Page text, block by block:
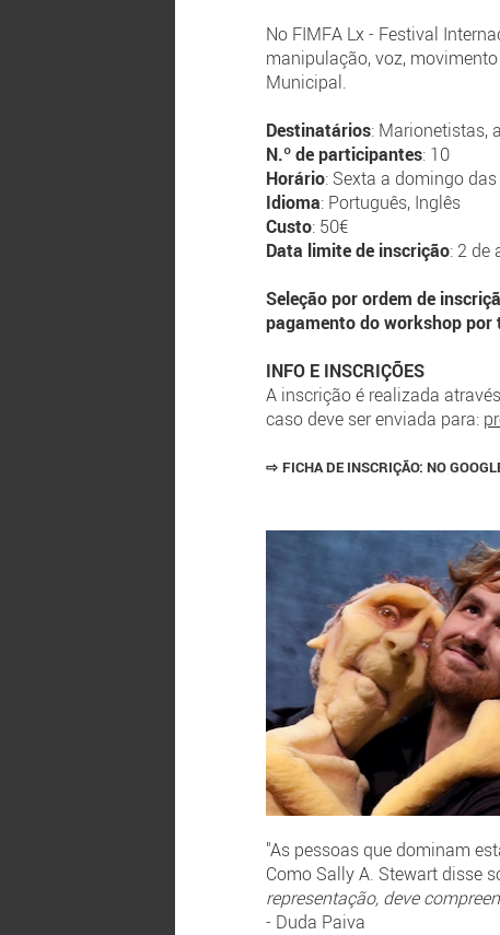
No FIMFA Lx - Festival
manipulação, voz,
Municipal.
Destinatários: Marionetistas,
N.º de participantes: 10
Horário: Sexta a domingo
Idioma: Português, Inglês
Custo: 50€
Data limite de inscrição: 2 de
Seleção por ordem de
pagamento do workshop
INFO E INSCRIÇÕES
A inscrição é realizada
caso deve ser enviada para:
⇨ FICHA DE INSCRIÇÃO:NO
"As pessoas que dominam
Como Sally A. Stewart disse
representação, deve
- Duda Paiva